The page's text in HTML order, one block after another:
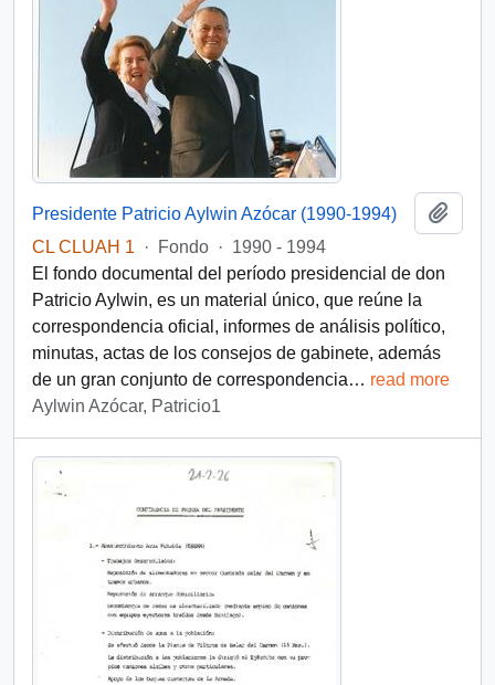
Presidente Patricio Aylwin Azócar (1990-1994)
CL CLUAH 1
· Fondo · 1990 - 1994
El fondo documental del período presidencial de don
Patricio Aylwin, es un material único, que reúne la
correspondencia oficial, informes de análisis político,
minutas, actas de los consejos de gabinete, además
de un gran conjunto de correspondencia… read more
Aylwin Azócar, Patricio1